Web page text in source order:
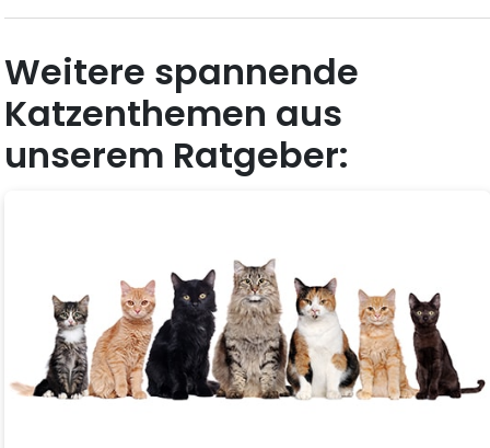
Weitere spannende
Katzenthemen aus
unserem Ratgeber: